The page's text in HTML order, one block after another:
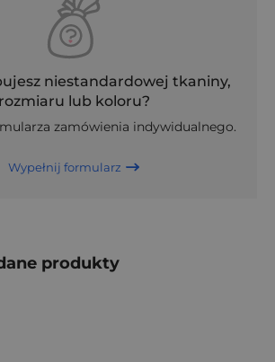
niestandardowej tkaniny,
rozmiaru lub koloru?
zamówienia indywidualnego.
Wypełnij formularz
produkty